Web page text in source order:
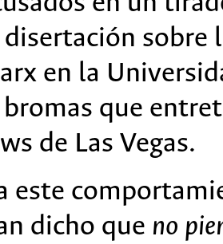
sobre
en la
que
de Las Vegas.
este
dicho que no